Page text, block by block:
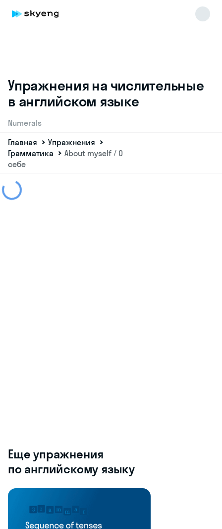
Упражнения на числительные
в английском языке
Numerals
Главная
Упражнения
Грамматика
About myself / О
себе
Еще упражнения
по английскому языку